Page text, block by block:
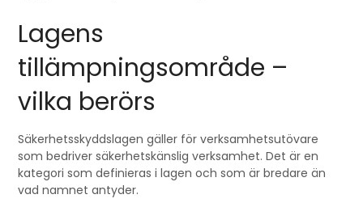
Lagens
tillämpningsområde –
vilka berörs
Säkerhetsskyddslagen gäller för verksamhetsutövare
som bedriver säkerhetskänslig verksamhet. Det är en
kategori som definieras i lagen och som är bredare än
vad namnet antyder.